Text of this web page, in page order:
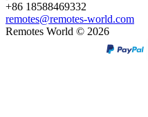
+86 18588469332
remotes@remotes-world.com
Remotes World © 2026